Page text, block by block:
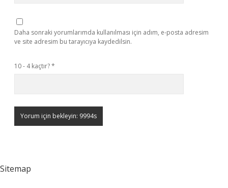
Daha sonraki yorumlarımda kullanılması için adım, e-posta adresim
ve site adresim bu tarayıcıya kaydedilsin.
10 - 4 kaçtır?*
Sitemap